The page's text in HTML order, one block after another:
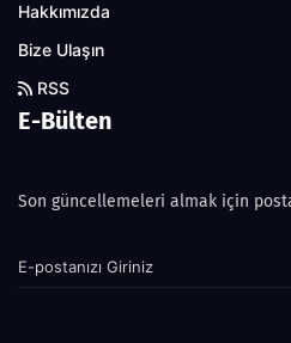
Hakkımızda
Bize Ulaşın
RSS
E-Bülten
Son güncellemeleri almak için